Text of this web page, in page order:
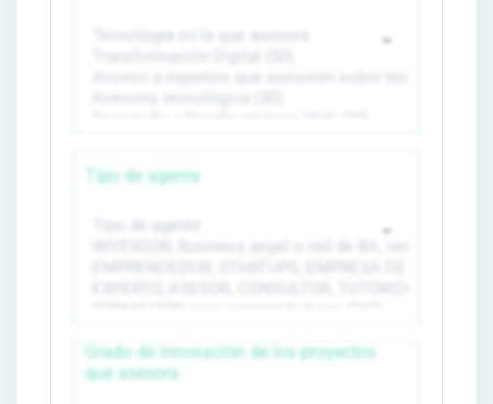
Tipo de agente
Grado de innovación de los proyectos
que asesora